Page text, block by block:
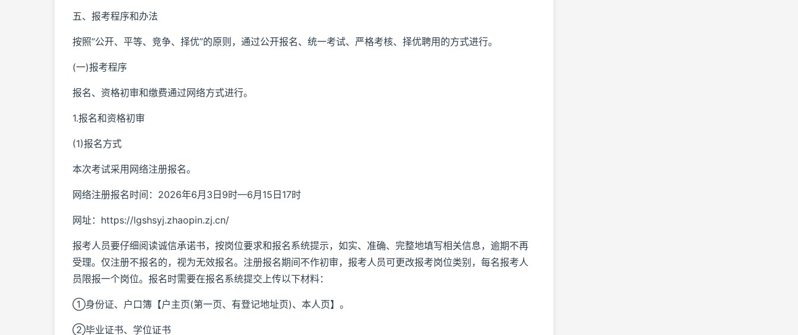
五、报考程序和办法
按照“公开、平等、竞争、择优”的原则，通过公开报名、统一考试、严格考核、择优聘用的方式进行。
(一)报考程序
报名、资格初审和缴费通过网络方式进行。
1.报名和资格初审
(1)报名方式
本次考试采用网络注册报名。
网络注册报名时间：2026年6月3日9时—6月15日17时
网址：https://lgshsyj.zhaopin.zj.cn/
报考人员要仔细阅读诚信承诺书，按岗位要求和报名系统提示，如实、准确、完整地填写相关信息，逾期不再
受理。仅注册不报名的，视为无效报名。注册报名期间不作初审，报考人员可更改报考岗位类别，每名报考人
员限报一个岗位。报名时需要在报名系统提交上传以下材料：
①身份证、户口簿【户主页(第一页、有登记地址页)、本人页】。
②毕业证书、学位证书